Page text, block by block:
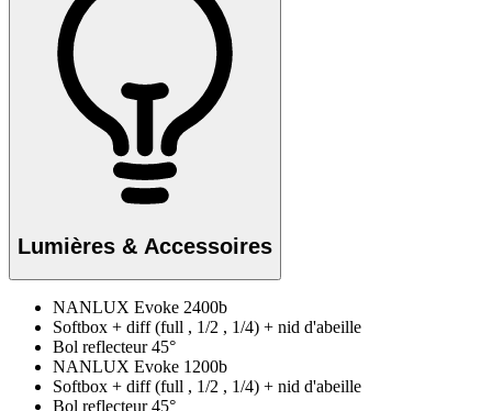
Lumières & Accessoires
NANLUX Evoke 2400b
Softbox + diff (full , 1/2 , 1/4) + nid d'abeille
Bol reflecteur 45°
NANLUX Evoke 1200b
Softbox + diff (full , 1/2 , 1/4) + nid d'abeille
Bol reflecteur 45°